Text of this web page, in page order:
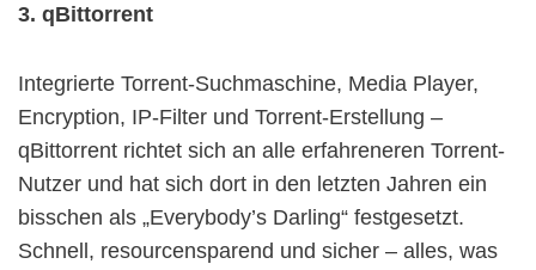
3. qBittorrent
Integrierte Torrent-Suchmaschine, Media Player,
Encryption, IP-Filter und Torrent-Erstellung –
qBittorrent richtet sich an alle erfahreneren Torrent-
Nutzer und hat sich dort in den letzten Jahren ein
bisschen als „Everybody’s Darling“ festgesetzt.
Schnell, resourcensparend und sicher – alles, was